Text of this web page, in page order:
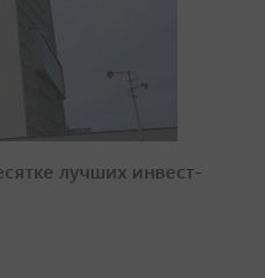
лучших инвест-